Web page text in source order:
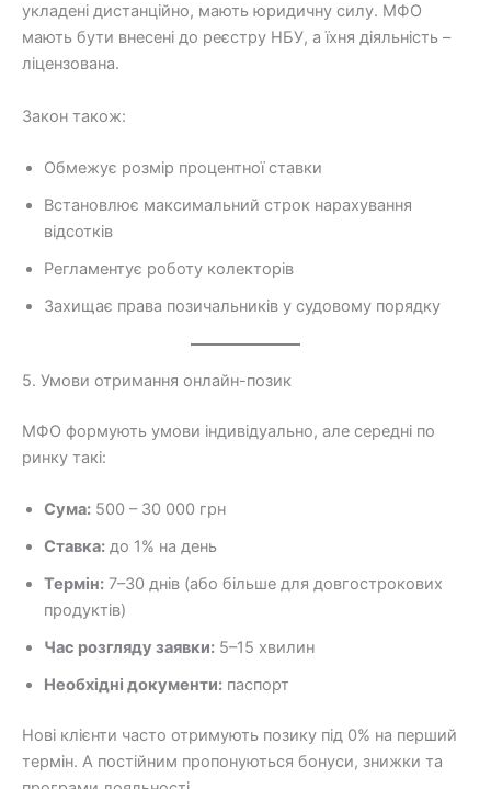
укладені дистанційно, мають юридичну силу. МФО
мають бути внесені до реєстру НБУ, а їхня діяльність –
ліцензована.
Закон також:
Обмежує розмір процентної ставки
Встановлює максимальний строк нарахування
відсотків
Регламентує роботу колекторів
Захищає права позичальників у судовому порядку
5. Умови отримання онлайн-позик
МФО формують умови індивідуально, але середні по
ринку такі:
Сума: 500 – 30 000 грн
Ставка: до 1% на день
Термін: 7–30 днів (або більше для довгострокових
продуктів)
Час розгляду заявки: 5–15 хвилин
Необхідні документи: паспорт
Нові клієнти часто отримують позику під 0% на перший
термін. А постійним пропонуються бонуси, знижки та